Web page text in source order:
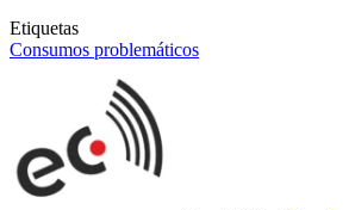
Etiquetas
Consumos problemáticos